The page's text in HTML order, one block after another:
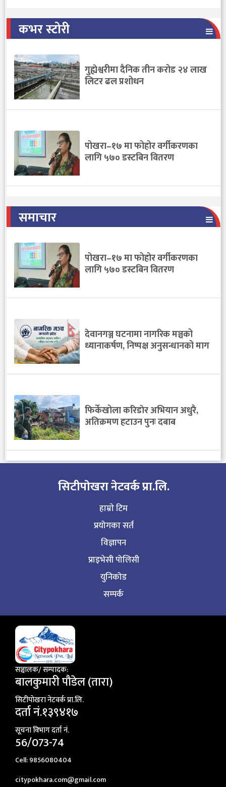
कभर स्टोरी
गुह्येश्वरीमा दैनिक तीन करोड २४ लाख
लिटर ढल प्रशोधन
पोखरा–१७ मा फोहोर वर्गीकरणका
लागि ५७० डस्टबिन वितरण
समाचार
पोखरा–१७ मा फोहोर वर्गीकरणका
लागि ५७० डस्टबिन वितरण
देवानगञ्ज घटनामा नागरिक मञ्चको
ध्यानाकर्षण, निष्पक्ष अनुसन्धानको माग
फिर्केखोला करिडाेर अभियान अधुरै,
अतिक्रमण हटाउन पुनः दबाब
सिटीपाेखरा नेटवर्क प्रा.लि.
हाम्राे टिम
प्रयोगका सर्त
विज्ञापन
प्राइभेसी पोलिसी
युनिकोड
सम्पर्क
सञ्चालक/ सम्पादक:
बालकुमारी पाैडेल (तारा)
सिटीपाेखरा नेटवर्क प्रा.लि.
दर्ता नं.१३९४१७
सूचना विभाग दर्ता नं.
56/073-74
Cell: 9856080404
citypokhara.com@gmail.com